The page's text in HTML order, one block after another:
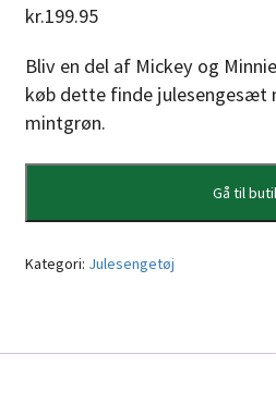
kr.199.95
Bliv en del af Mickey og
køb dette finde julesengesæt
mintgrøn.
Gå til
Kategori: Julesengetøj